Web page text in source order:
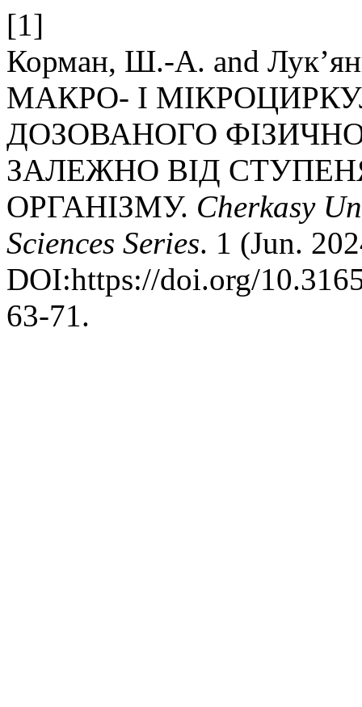
[1]
Корман, Ш.-А. and
МАКРО- І
ДОЗОВАНОГО
ЗАЛЕЖНО ВІД
ОРГАНІЗМУ. Cherkasy
Sciences Series. 1 (Jun.
DOI:https://doi.org/
63-71.